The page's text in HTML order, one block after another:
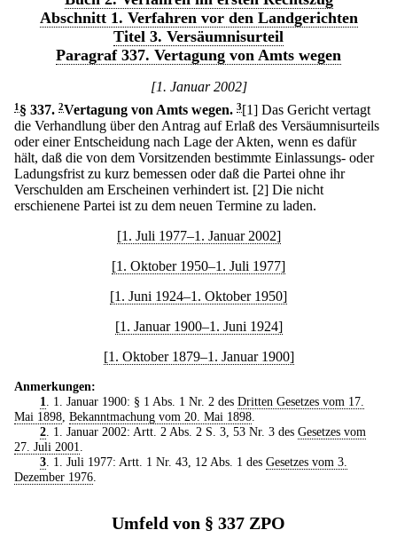
Abschnitt 1. Verfahren vor den Landgerichten
Titel 3. Versäumnisurteil
Paragraf 337. Vertagung von Amts wegen
[1. Januar 2002]
1 § 337. 2Vertagung von Amts wegen. 3[1] Das Gericht vertagt
die Verhandlung über den Antrag auf Erlaß des Versäumnisurteils
oder einer Entscheidung nach Lage der Akten, wenn es dafür
hält, daß die von dem Vorsitzenden bestimmte Einlassungs- oder
Ladungsfrist zu kurz bemessen oder daß die Partei ohne ihr
Verschulden am Erscheinen verhindert ist. [2] Die nicht
erschienene Partei ist zu dem neuen Termine zu laden.
[1. Juli 1977–1. Januar 2002]
[1. Oktober 1950–1. Juli 1977]
[1. Juni 1924–1. Oktober 1950]
[1. Januar 1900–1. Juni 1924]
[1. Oktober 1879–1. Januar 1900]
Anmerkungen:
1
. 1. Januar 1900: § 1 Abs. 1 Nr. 2 des Dritten Gesetzes vom 17.
Mai 1898 Bekanntmachung vom 20. Mai 1898
2. 1. Januar 2002: Artt. 2 Abs. 2 S. 3, 53 Nr. 3 des Gesetzes vom
27. Juli 2001
3. 1. Juli 1977: Artt. 1 Nr. 43, 12 Abs. 1 des Gesetzes vom 3.
Dezember 1976
Umfeld von § 337 ZPO